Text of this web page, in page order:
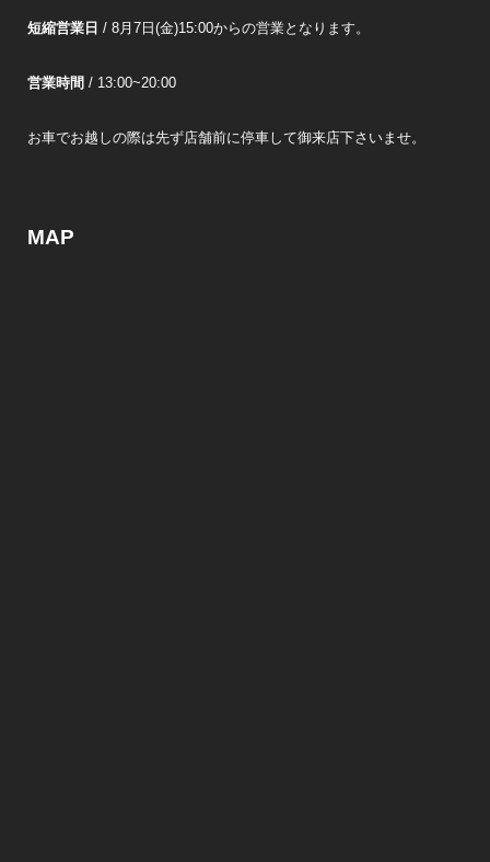
短縮営業日 / 8月7日(金)15:00からの営業となります。
営業時間 / 13:00~20:00
お車でお越しの際は先ず店舗前に停車して御来店下さいませ。
MAP